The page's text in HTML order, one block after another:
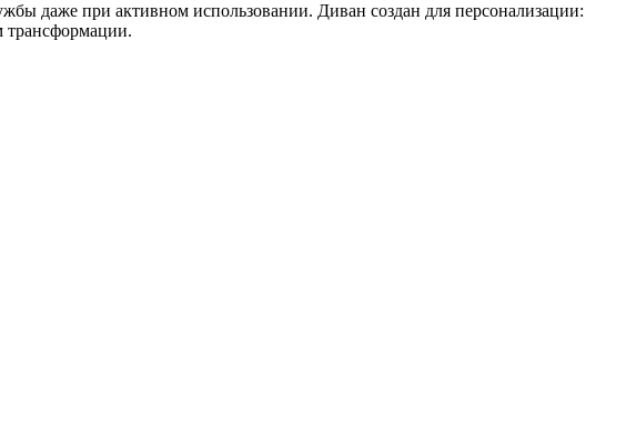
даже при активном использовании. Диван создан для персонализации:
трансформации.